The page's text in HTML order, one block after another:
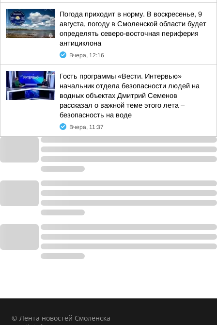
Погода приходит в норму. В воскресенье, 9
августа, погоду в Смоленской области будет
определять северо-восточная периферия
антициклона
Вчера, 12:16
Гость программы «Вести. Интервью»
начальник отдела безопасности людей на
водных объектах Дмитрий Семенов
рассказал о важной теме этого лета –
безопасность на воде
Вчера, 11:37
© Лента новостей Смоленска